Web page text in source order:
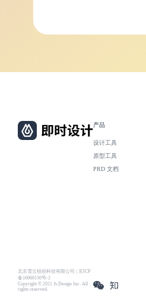
北京雪云锐创科技有限公司 | 京ICP
备16060150号-2
Copyright © 2021 Js.Design Inc. All
rights reserved.
产品
设计工具
原型工具
PRD 文档